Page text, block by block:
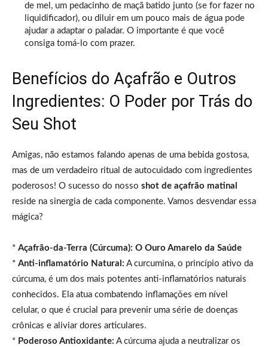
de mel, um pedacinho de maçã batido junto (se for fazer no
liquidificador), ou diluir em um pouco mais de água pode
ajudar a adaptar o paladar. O importante é que você
consiga tomá-lo com prazer.
Benefícios do Açafrão e Outros
Ingredientes: O Poder por Trás do
Seu Shot
Amigas, não estamos falando apenas de uma bebida gostosa,
mas de um verdadeiro ritual de autocuidado com ingredientes
poderosos! O sucesso do nosso shot de açafrão matinal
reside na sinergia de cada componente. Vamos desvendar essa
mágica?
* Açafrão-da-Terra (Cúrcuma): O Ouro Amarelo da Saúde
* Anti-inflamatório Natural: A curcumina, o princípio ativo da
cúrcuma, é um dos mais potentes anti-inflamatórios naturais
conhecidos. Ela atua combatendo inflamações em nível
celular, o que é crucial para prevenir uma série de doenças
crônicas e aliviar dores articulares.
* Poderoso Antioxidante: A cúrcuma ajuda a neutralizar os